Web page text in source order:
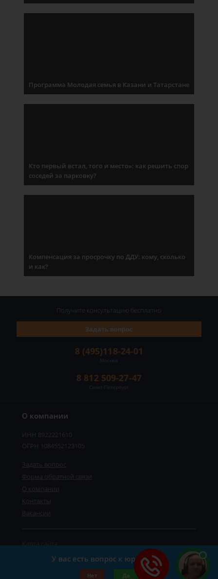
Программа Молодая семья в Казани и Татарстане
Кто первый встал, того и место»: как решить спор
соседей за парковку?
Компенсация за просрочку по ДДУ: кому, сколько
и как?
О компании
ИНН 8922221610
ОГРН 1084552123105
Задать вопрос
Форма обратной связи
О компании
Контакты
Вакансии
©2019-2026 Все права защищены.
Карта сайта
Политика персональных данных
8 (495)118-24-01
Москва
8 812 509-27-47
Санкт-Петербург
Задать вопрос
Получите консультацию бесплатно
У вас есть вопрос к юристу?
Нет Да